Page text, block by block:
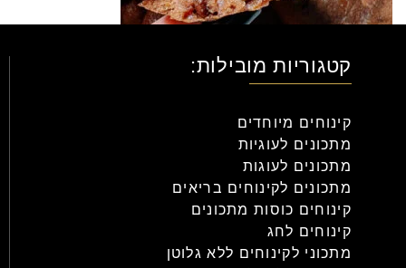
קטגוריות מובילות:
קינוחים מיוחדים
מתכונים לעוגיות
מתכונים לעוגות
מתכונים לקינוחים בריאים
קינוחים כוסות מתכונים
קינוחים לחג
מתכוני לקינוחים ללא גלוטן